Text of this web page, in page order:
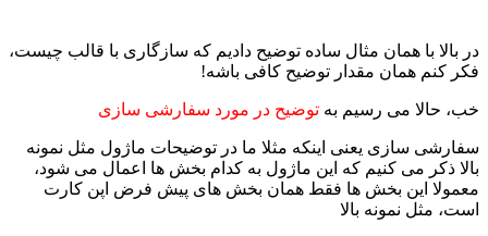
در بالا با همان مثال ساده توضیح دادیم که سازگاری با قالب چیست،
فکر کنم همان مقدار توضیح کافی باشه!
خب، حالا می رسیم به توضیح در مورد سفارشی سازی
سفارشی سازی یعنی اینکه مثلا ما در توضیحات ماژول مثل نمونه
بالا ذکر می کنیم که این ماژول به کدام بخش ها اعمال می شود،
معمولا این بخش ها فقط همان بخش های پیش فرض اپن کارت
است، مثل نمونه بالا